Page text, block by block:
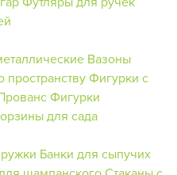
Вазоны
пространствуФигурки с
Фигурки
для сада
Банки для сыпучих